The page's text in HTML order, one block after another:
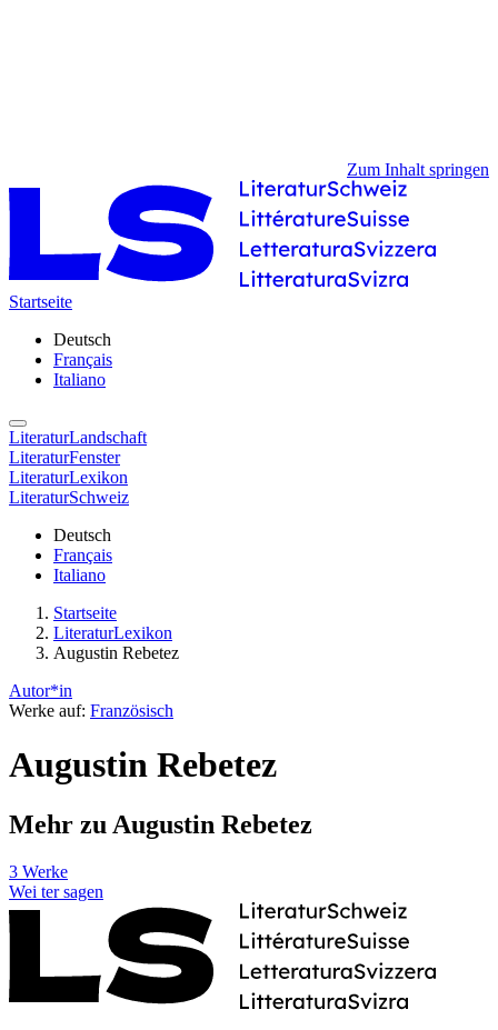
Zum Inhalt springen
Startseite
Deutsch
Français
Italiano
LiteraturLandschaft
LiteraturFenster
LiteraturLexikon
LiteraturSchweiz
Deutsch
Français
Italiano
Startseite
LiteraturLexikon
Augustin Rebetez
Autor*in
Werke auf: Französisch
Augustin Rebetez
Mehr zu Augustin Rebetez
3 Werke
Wei ter sagen